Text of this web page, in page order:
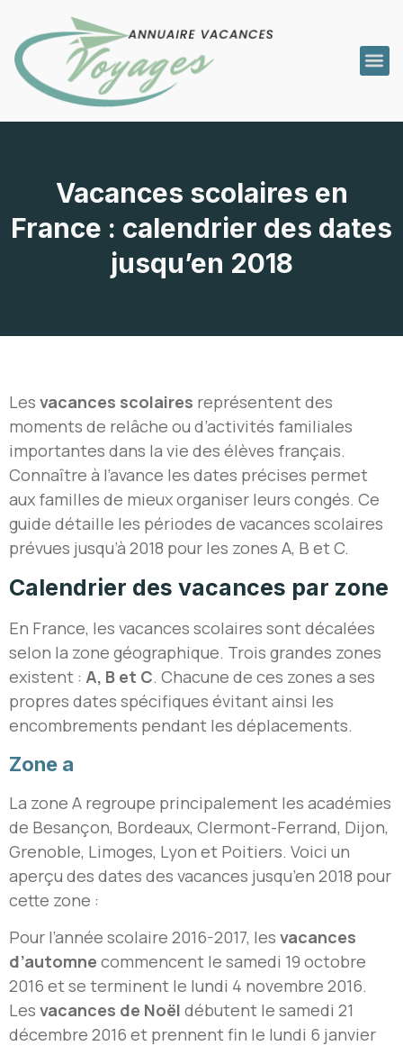
Vacances scolaires en
France : calendrier des dates
jusqu’en 2018
Les vacances scolaires représentent des
moments de relâche ou d’activités familiales
importantes dans la vie des élèves français.
Connaître à l’avance les dates précises permet
aux familles de mieux organiser leurs congés. Ce
guide détaille les périodes de vacances scolaires
prévues jusqu’à 2018 pour les zones A, B et C.
Calendrier des vacances par zone
En France, les vacances scolaires sont décalées
selon la zone géographique. Trois grandes zones
existent : A, B et C. Chacune de ces zones a ses
propres dates spécifiques évitant ainsi les
encombrements pendant les déplacements.
Zone a
La zone A regroupe principalement les académies
de Besançon, Bordeaux, Clermont-Ferrand, Dijon,
Grenoble, Limoges, Lyon et Poitiers. Voici un
aperçu des dates des vacances jusqu’en 2018 pour
cette zone :
Pour l’année scolaire 2016-2017, les vacances
d’automne commencent le samedi 19 octobre
2016 et se terminent le lundi 4 novembre 2016.
Les vacances de Noël débutent le samedi 21
décembre 2016 et prennent fin le lundi 6 janvier